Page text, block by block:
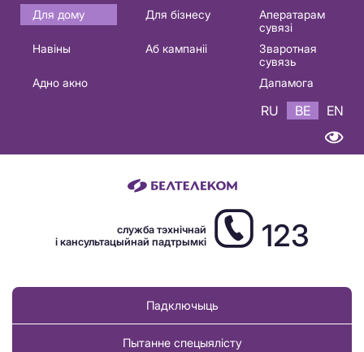
Основная
навигация
Для дому Для бізнесу
Аператарам
сувязі
Навіны
Аб кампаніі
Зваротная
сувязь
Адно акно
Дапамога
RU BE EN
служба тэхнічнай
і кансультацыйнай падтрымкі
123
Падключыць
Пытанне спецыялісту